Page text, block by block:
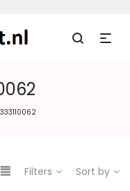
Filters Sort by